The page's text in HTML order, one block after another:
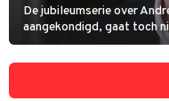
De jubileumserie over
aangekondigd, gaat toch
het niet is gelukt om de